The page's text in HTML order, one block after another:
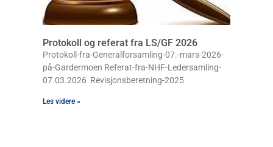
Protokoll og referat fra LS/GF 2026
Protokoll-fra-Generalforsamling-07.-mars-2026-
på-Gardermoen Referat-fra-NHF-Ledersamling-
07.03.2026 Revisjonsberetning-2025
Les videre »